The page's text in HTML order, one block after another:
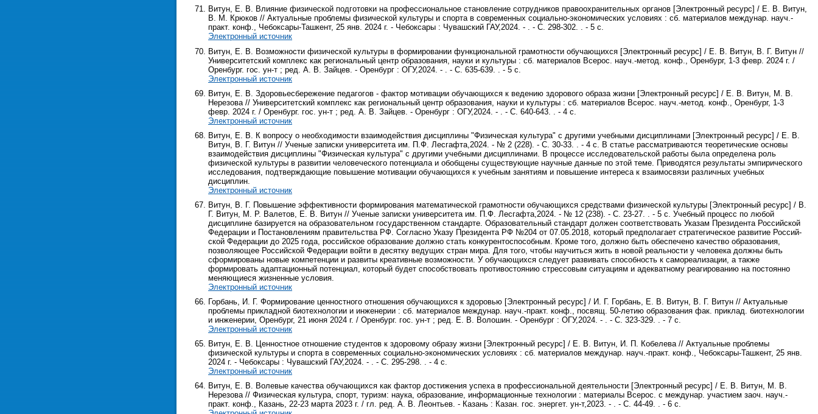
Витун, Е. В. Влияние физической подготовки на профессиональное становление сотрудников правоохранительных органов [Электронный ресурс] / Е. В. Витун,
В. М. Крюков // Актуальные проблемы физической культуры и спорта в современных социально-экономических условиях : сб. материалов междунар. науч.-
практ. конф., Чебоксары-Ташкент, 25 янв. 2024 г. - Чебоксары : Чувашский ГАУ,2024. - . - С. 298-302. . - 5 с.
Электронный источник
Витун, Е. В. Возможности физической культуры в формировании функциональной грамотности обучающихся [Электронный ресурс] / Е. В. Витун, В. Г. Витун //
Университетский комплекс как региональный центр образования, науки и культуры : сб. материалов Всерос. науч.-метод. конф., Оренбург, 1-3 февр. 2024 г. /
Оренбург. гос. ун-т ; ред. А. В. Зайцев. - Оренбург : ОГУ,2024. - . - С. 635-639. . - 5 с.
Электронный источник
Витун, Е. В. Здоровьесбережение педагогов - фактор мотивации обучающихся к ведению здорового образа жизни [Электронный ресурс] / Е. В. Витун, М. В.
Нерезова // Университетский комплекс как региональный центр образования, науки и культуры : сб. материалов Всерос. науч.-метод. конф., Оренбург, 1-3
февр. 2024 г. / Оренбург. гос. ун-т ; ред. А. В. Зайцев. - Оренбург : ОГУ,2024. - . - С. 640-643. . - 4 с.
Электронный источник
Витун, Е. В. К вопросу о необходимости взаимодействия дисциплины "Физическая культура" с другими учебными дисциплинами [Электронный ресурс] / Е. В.
Витун, В. Г. Витун // Ученые записки университета им. П.Ф. Лесгафта,2024. - № 2 (228). - С. 30-33. . - 4 с. В статье рассматриваются теоретические основы
взаимодействия дисциплины "Физическая культура" с другими учебными дисциплинами. В процессе исследовательской работы была определена роль
физической культуры в развитии человеческого потенциала и обобщены существующие научные данные по этой теме. Приводятся результаты эмпирического
исследования, подтверждающие повышение мотивации обучающихся к учебным занятиям и повышение интереса к взаимосвязи различных учебных
дисциплин.
Электронный источник
Витун, В. Г. Повышение эффективности формирования математической грамотности обучающихся средствами физической культуры [Электронный ресурс] / В.
Г. Витун, М. Р. Валетов, Е. В. Витун // Ученые записки университета им. П.Ф. Лесгафта,2024. - № 12 (238). - С. 23-27. . - 5 с. Учебный процесс по любой
дисциплине базируется на образовательном государственном стандарте. Образовательный стандарт должен соответствовать Указам Президента Российской
Федерации и Постановлениям правительства РФ. Согласно Указу Президента РФ №204 от 07.05.2018, который предполагает стратегическое развитие Россий-
ской Федерации до 2025 года, российское образование должно стать конкурентоспособным. Кроме того, должно быть обеспечено качество образования,
позволяющее Российской Федерации войти в десятку ведущих стран мира. Для того, чтобы научиться жить в новой реальности у человека должны быть
сформированы новые компетенции и развиты креативные возможности. У обучающихся следует развивать способность к самореализации, а также
формировать адаптационный потенциал, который будет способствовать противостоянию стрессовым ситуациям и адекватному реагированию на постоянно
меняющиеся жизненные условия.
Электронный источник
Горбань, И. Г. Формирование ценностного отношения обучающихся к здоровью [Электронный ресурс] / И. Г. Горбань, Е. В. Витун, В. Г. Витун // Актуальные
проблемы прикладной биотехнологии и инженерии : сб. материалов междунар. науч.-практ. конф., посвящ. 50-летию образования фак. приклад. биотехнологии
и инженерии, Оренбург, 21 июня 2024 г. / Оренбург. гос. ун-т ; ред. Е. В. Волошин. - Оренбург : ОГУ,2024. - . - С. 323-329. . - 7 с.
Электронный источник
Витун, Е. В. Ценностное отношение студентов к здоровому образу жизни [Электронный ресурс] / Е. В. Витун, И. П. Кобелева // Актуальные проблемы
физической культуры и спорта в современных социально-экономических условиях : сб. материалов междунар. науч.-практ. конф., Чебоксары-Ташкент, 25 янв.
2024 г. - Чебоксары : Чувашский ГАУ,2024. - . - С. 295-298. . - 4 с.
Электронный источник
Витун, Е. В. Волевые качества обучающихся как фактор достижения успеха в профессиональной деятельности [Электронный ресурс] / Е. В. Витун, М. В.
Нерезова // Физическая культура, спорт, туризм: наука, образование, информационные технологии : материалы Всерос. с междунар. участием заоч. науч.-
практ. конф., Казань, 22-23 марта 2023 г. / гл. ред. А. В. Леонтьев. - Казань : Казан. гос. энергет. ун-т,2023. - . - С. 44-49. . - 6 с.